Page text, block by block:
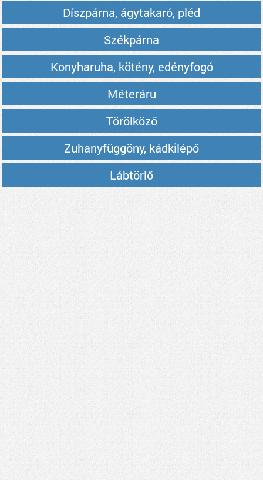
Díszpárna, ágytakaró, pléd
Székpárna
Konyharuha, kötény, edényfogó
Méteráru
Törölköző
Zuhanyfüggöny, kádkilépő
Lábtörlő